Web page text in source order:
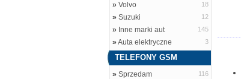
» Volvo 18
» Suzuki 12
» Inne marki aut 145
»Auta elektryczne 3
TELEFONY GSM
» Sprzedam 116